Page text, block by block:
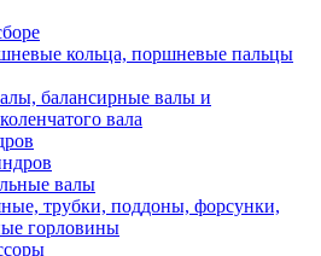
кольца, поршневые пальцы
балансирные валы и
вала
валы
трубки, поддоны, форсунки,
горловины